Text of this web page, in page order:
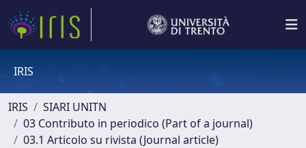
IRIS
IRIS
SIARI UNITN
03 Contributo in periodico (Part of a journal)
03.1 Articolo su rivista (Journal article)